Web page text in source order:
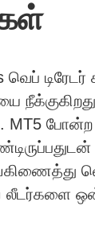
வெப்
MT5
லீடர்களை